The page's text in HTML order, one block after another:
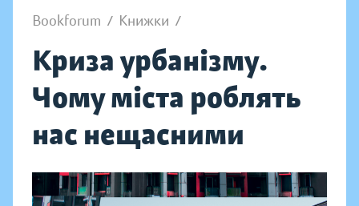
Bookforum / Книжки /
Криза урбанізму.
Чому міста роблять
нас нещасними